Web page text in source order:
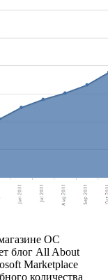
ОС
блог All About
Marketplace
количества